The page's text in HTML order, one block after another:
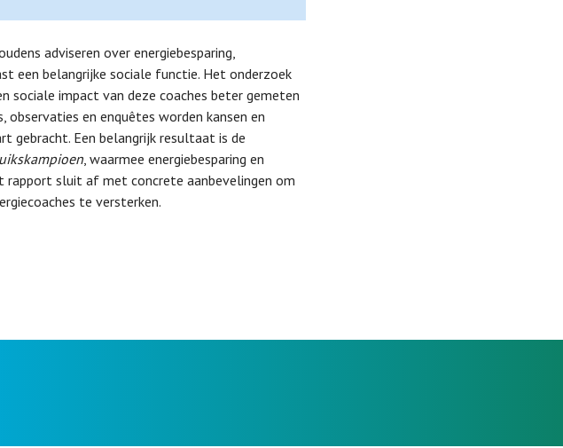
adviseren over energiebesparing,
een belangrijke sociale functie. Het onderzoek
sociale impact van deze coaches beter gemeten
observaties en enquêtes worden kansen en
gebracht. Een belangrijk resultaat is de
, waarmee energiebesparing en
sluit af met concrete aanbevelingen om
te versterken.